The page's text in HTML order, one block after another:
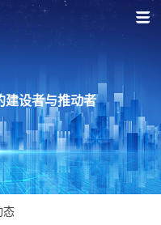
建设者与推动者
态